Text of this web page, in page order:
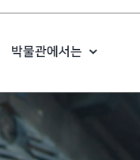
박물관에서는